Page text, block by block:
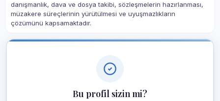
danışmanlık, dava ve dosya takibi, sözleşmelerin hazırlanması,
müzakere süreçlerinin yürütülmesi ve uyuşmazlıkların
çözümünü kapsamaktadır.
Bu profil sizin mi?